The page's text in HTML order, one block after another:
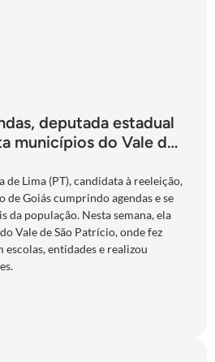
deputada estadual
municípios do Vale do
de Lima (PT), candidata à reeleição,
Goiás cumprindo agendas e se
da população. Nesta semana, ela
Vale de São Patrício, onde fez
entidades e realizou